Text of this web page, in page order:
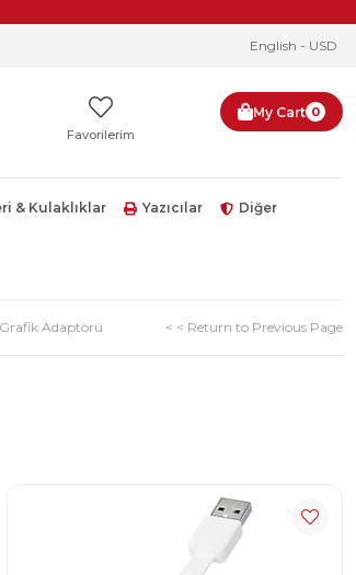
English - USD
My Cart 0
Favorilerim
& Kulaklıklar Yazıcılar Diğer
Adaptörü < < Return to Previous Page